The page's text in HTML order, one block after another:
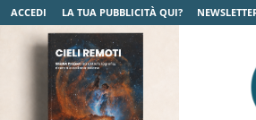
ACCEDI LA TUA PUBBLICITÀ QUI?